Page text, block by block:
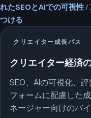
れたSEOとAIでの可視性 /
つける
クリエイター成長パス
クリエイター経済
SEO、AIの可視化、
フォームに配慮した
ネージャー向けのバイ